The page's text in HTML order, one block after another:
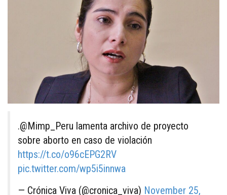
.@Mimp_Peru lamenta archivo de proyecto
sobre aborto en caso de violación
https://t.co/o96cEPG2RV
pic.twitter.com/wp5i5innwa
— Crónica Viva (@cronica_viva) November 25,